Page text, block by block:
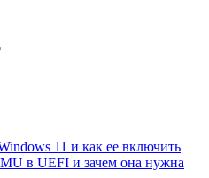
11 и как ее включить
в UEFI и зачем она нужна